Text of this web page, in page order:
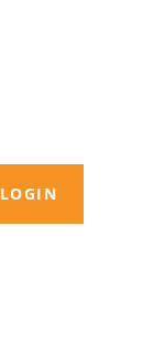
LOGIN